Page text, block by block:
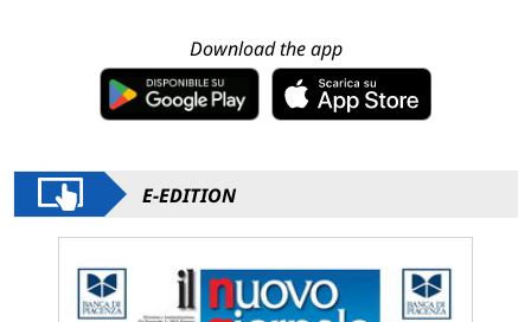
Download the app
E-EDITION